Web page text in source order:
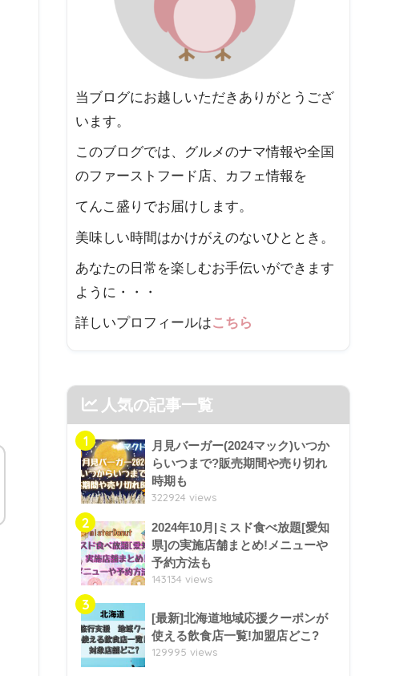
当ブログにお越しいただきありがとうござ
います。
このブログでは、グルメのナマ情報や全国
のファーストフード店、カフェ情報を
てんこ盛りでお届けします。
美味しい時間はかけがえのないひととき。
あなたの日常を楽しむお手伝いができます
ように・・・
詳しいプロフィールはこちら
人気の記事一覧
1
月見バーガー(2024マック)いつか
らいつまで?販売期間や売り切れ
時期も
322924 views
2
2024年10月|ミスド食べ放題[愛知
県]の実施店舗まとめ!メニューや
予約方法も
143134 views
3
[最新]北海道地域応援クーポンが
使える飲食店一覧!加盟店どこ?
129995 views